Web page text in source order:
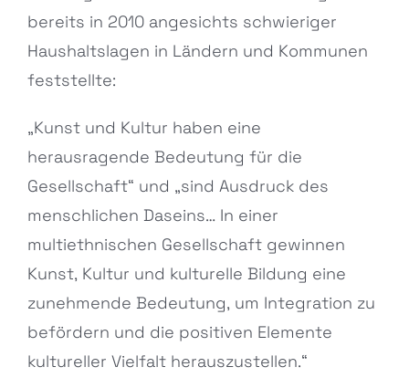
bereits in 2010 angesichts schwieriger
Haushaltslagen in Ländern und Kommunen
feststellte:
„Kunst und Kultur haben eine
herausragende Bedeutung für die
Gesellschaft“ und „sind Ausdruck des
menschlichen Daseins… In einer
multiethnischen Gesellschaft gewinnen
Kunst, Kultur und kulturelle Bildung eine
zunehmende Bedeutung, um Integration zu
befördern und die positiven Elemente
kultureller Vielfalt herauszustellen.“